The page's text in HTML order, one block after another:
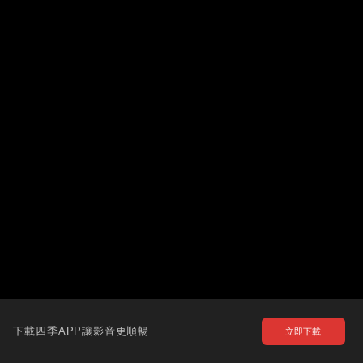
下載四季APP讓影音更順暢 立即下載